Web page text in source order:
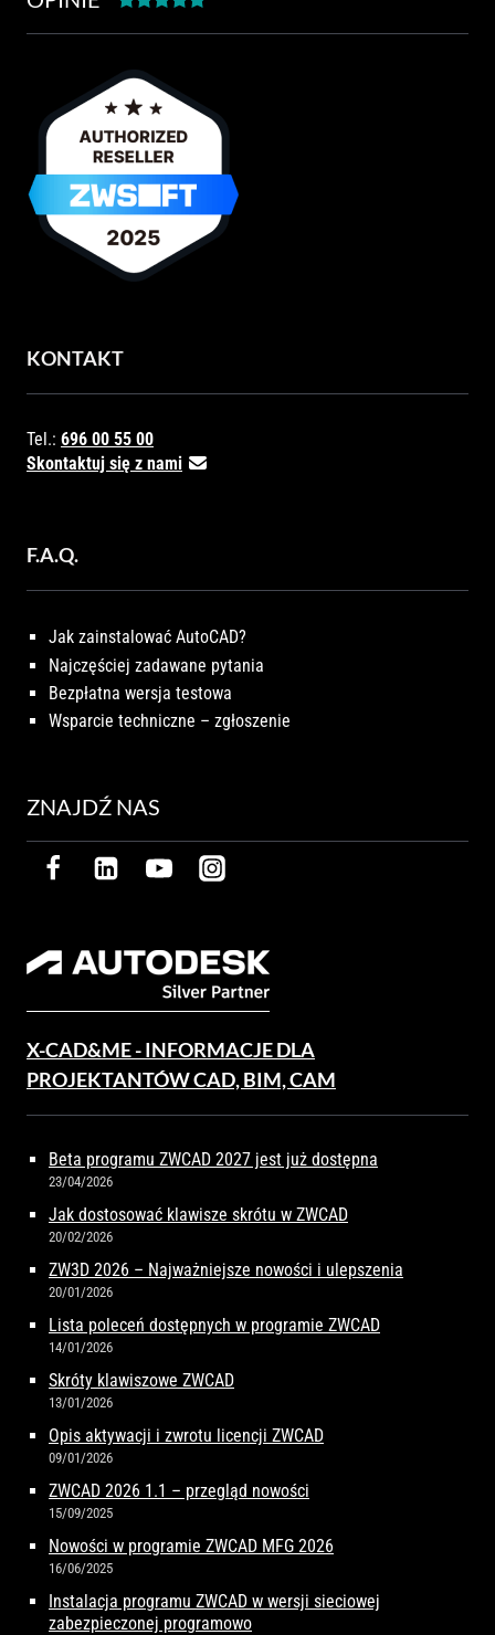
KONTAKT
Tel.: 696 00 55 00
Skontaktuj się z nami
F.A.Q.
Jak zainstalować AutoCAD?
Najczęściej zadawane pytania
Bezpłatna wersja testowa
Wsparcie techniczne – zgłoszenie
ZNAJDŹ NAS
X-CAD&ME - INFORMACJE DLA
PROJEKTANTÓW CAD, BIM, CAM
Beta programu ZWCAD 2027 jest już dostępna
23/04/2026
Jak dostosować klawisze skrótu w ZWCAD
20/02/2026
ZW3D 2026 – Najważniejsze nowości i ulepszenia
20/01/2026
Lista poleceń dostępnych w programie ZWCAD
14/01/2026
Skróty klawiszowe ZWCAD
13/01/2026
Opis aktywacji i zwrotu licencji ZWCAD
09/01/2026
ZWCAD 2026 1.1 – przegląd nowości
15/09/2025
Nowości w programie ZWCAD MFG 2026
16/06/2025
Instalacja programu ZWCAD w wersji sieciowej
zabezpieczonej programowo